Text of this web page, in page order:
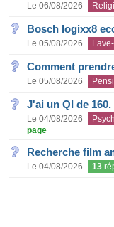
Le 06/08/2026
Bosch logixx8
Le 05/08/2026
Comment
Le 05/08/2026
J'ai un QI de
Le 04/08/2026
page
Recherche film
Le 04/08/2026 13